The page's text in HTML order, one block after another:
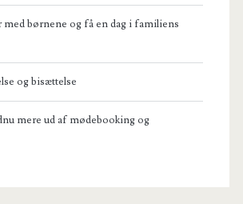
med børnene og få en dag i familiens
og bisættelse
mere ud af mødebooking og